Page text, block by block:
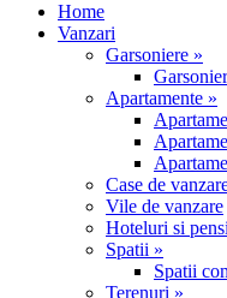
Home
Vanzari
Garsoniere »
Apartamente »
Case de
Vile de vanzare
Hoteluri si
Spatii »
Spatii
Terenuri »